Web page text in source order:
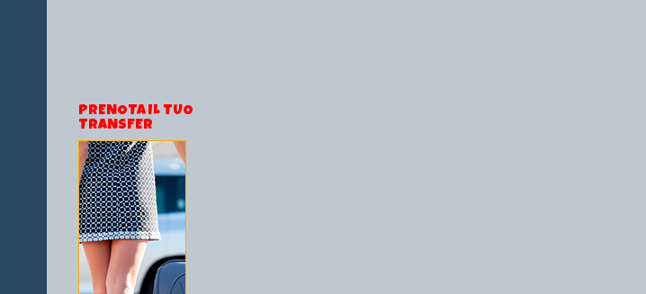
PRENOTA IL TUO
TRANSFER